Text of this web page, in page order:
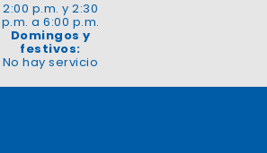
2:00 p.m. y 2:30
p.m. a 6:00 p.m.
Domingos y
festivos:
No hay servicio